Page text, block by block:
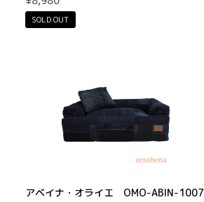
SOLD OUT
アベイナ・オライエ OMO-ABIN-1007